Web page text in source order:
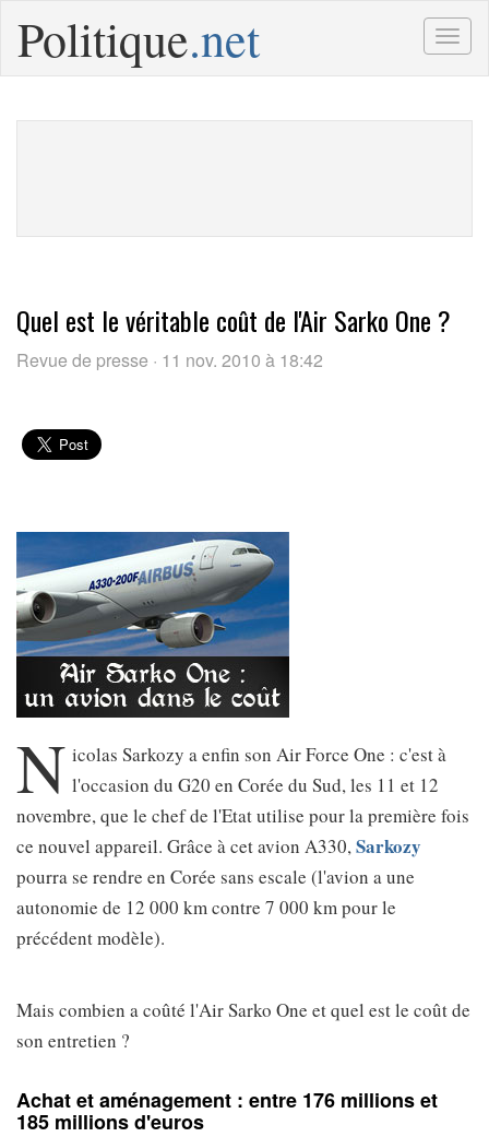
Politique.net
Quel est le véritable coût de l'Air Sarko One ?
Revue de presse · 11 nov. 2010 à 18:42
N icolas Sarkozy a enfin son Air Force One : c'est à
l'occasion du G20 en Corée du Sud, les 11 et 12
novembre, que le chef de l'Etat utilise pour la première fois
ce nouvel appareil. Grâce à cet avion A330,Sarkozy
pourra se rendre en Corée sans escale (l'avion a une
autonomie de 12 000 km contre 7 000 km pour le
précédent modèle).
Mais combien a coûté l'Air Sarko One et quel est le coût de
son entretien ?
Achat et aménagement : entre 176 millions et
185 millions d'euros